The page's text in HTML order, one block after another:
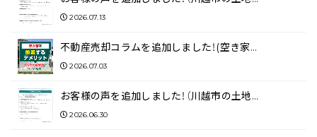
2026.07.13
不動産売却コラムを追加しました！(空き家…
2026.07.03
お客様の声を追加しました！（川越市の土地…
2026.06.30